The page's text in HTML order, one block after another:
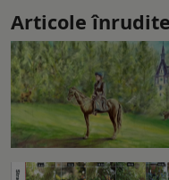
Articole înrudite